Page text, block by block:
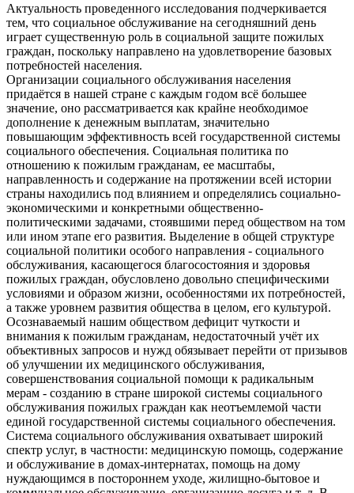
Актуальность проведенного исследования подчеркивается
тем, что социальное обслуживание на сегодняшний день
играет существенную роль в социальной защите пожилых
граждан, поскольку направлено на удовлетворение базовых
потребностей населения.
Организации социального обслуживания населения
придаётся в нашей стране с каждым годом всё большее
значение, оно рассматривается как крайне необходимое
дополнение к денежным выплатам, значительно
повышающим эффективность всей государственной системы
социального обеспечения. Социальная политика по
отношению к пожилым гражданам, ее масштабы,
направленность и содержание на протяжении всей истории
страны находились под влиянием и определялись социально-
экономическими и конкретными общественно-
политическими задачами, стоявшими перед обществом на том
или ином этапе его развития. Выделение в общей структуре
социальной политики особого направления - социального
обслуживания, касающегося благосостояния и здоровья
пожилых граждан, обусловлено довольно специфическими
условиями и образом жизни, особенностями их потребностей,
а также уровнем развития общества в целом, его культурой.
Осознаваемый нашим обществом дефицит чуткости и
внимания к пожилым гражданам, недостаточный учёт их
объективных запросов и нужд обязывает перейти от призывов
об улучшении их медицинского обслуживания,
совершенствования социальной помощи к радикальным
мерам - созданию в стране широкой системы социального
обслуживания пожилых граждан как неотъемлемой части
единой государственной системы социального обеспечения.
Система социального обслуживания охватывает широкий
спектр услуг, в частности: медицинскую помощь, содержание
и обслуживание в домах-интернатах, помощь на дому
нуждающимся в постороннем уходе, жилищно-бытовое и